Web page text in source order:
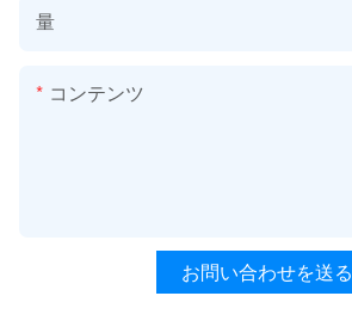
量
コンテンツ
お問い合わせを送る